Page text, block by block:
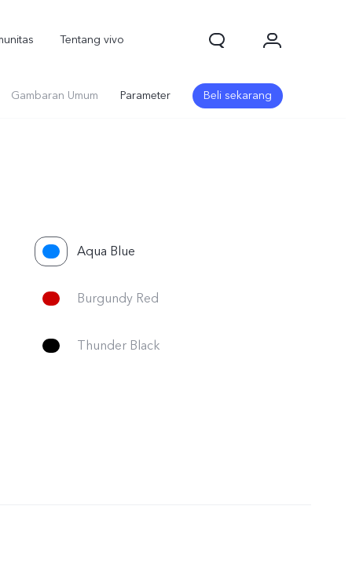
Tentang vivo
Gambaran Umum Parameter Beli sekarang
Aqua Blue
Burgundy Red
Thunder Black